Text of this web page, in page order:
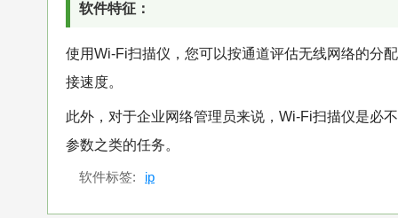
软件特征：
使用Wi-Fi扫描仪，您可以按通道评估无线网络的分
接速度。
此外，对于企业网络管理员来说，Wi-Fi扫描仪是必
参数之类的任务。
软件标签: ip